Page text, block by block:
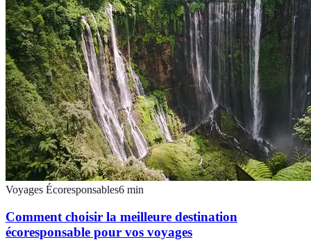
Voyages Écoresponsables6 min
Comment choisir la meilleure destination
écoresponsable pour vos voyages